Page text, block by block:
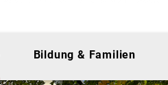
Bildung & Familien